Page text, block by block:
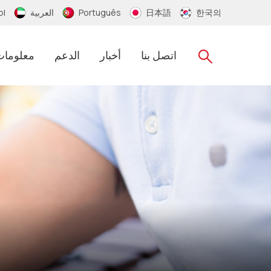
العربية Português 日本語 한국의
الدعم أخبار اتصل بنا